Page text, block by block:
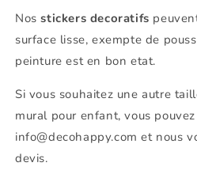
Nosstickers decoratifs
surface lisse, exempte de
peinture est en bon etat.
Si vous souhaitez une autre
mural pour enfant, vous
info@decohappy.com et nous
devis.